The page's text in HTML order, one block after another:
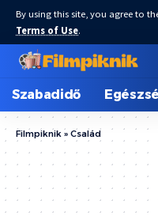
By using this site, you agree to
Terms of Use.
Szabadidő
Filmpiknik » Család